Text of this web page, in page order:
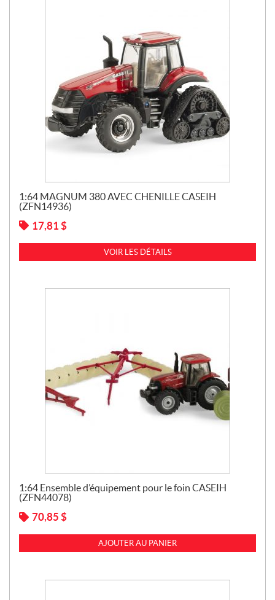
1:64 MAGNUM 380 AVEC CHENILLE CASEIH
(ZFN14936)
17,81 $
VOIR LES DÉTAILS
1:64 Ensemble d’équipement pour le foin CASEIH
(ZFN44078)
70,85 $
AJOUTER AU PANIER